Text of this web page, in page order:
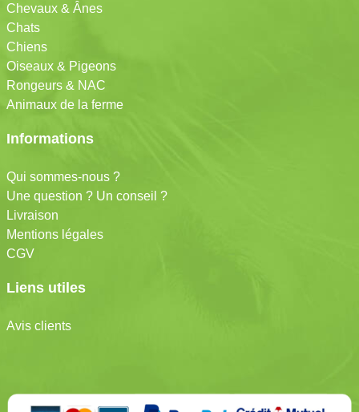
Chevaux & Ânes
Chats
Chiens
Oiseaux & Pigeons
Rongeurs & NAC
Animaux de la ferme
Informations
Qui sommes-nous ?
Une question ? Un conseil ?
Livraison
Mentions légales
CGV
Liens utiles
Avis clients